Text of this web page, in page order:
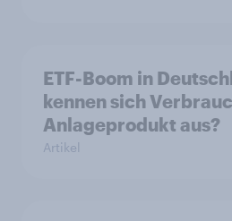
ETF-Boom in
kennen sich
Anlageprodukt aus?
Artikel